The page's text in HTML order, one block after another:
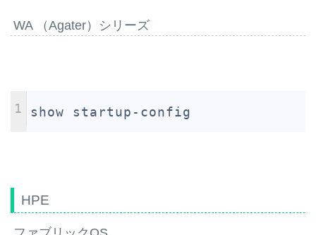
WA （Agater）シリーズ
1 show startup-config
HPE